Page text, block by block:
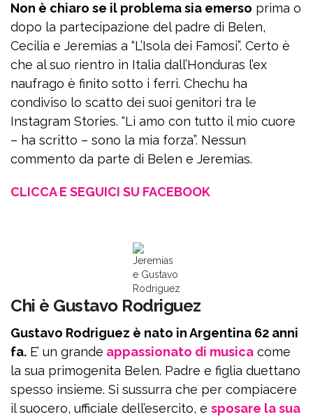
Non è chiaro se il problema sia emerso prima o
dopo la partecipazione del padre di Belen,
Cecilia e Jeremias a “L’Isola dei Famosi”. Certo è
che al suo rientro in Italia dall’Honduras l’ex
naufrago è finito sotto i ferri. Chechu ha
condiviso lo scatto dei suoi genitori tra le
Instagram Stories. “Li amo con tutto il mio cuore
– ha scritto – sono la mia forza”. Nessun
commento da parte di Belen e Jeremias.
CLICCA E SEGUICI SU FACEBOOK
Jeremias
e Gustavo
Rodriguez
Chi è Gustavo Rodriguez
Gustavo Rodriguez è nato in Argentina 62 anni
fa. E’ un grande appassionato di musica come
la sua primogenita Belen. Padre e figlia duettano
spesso insieme. Si sussurra che per compiacere
il suocero, ufficiale dell’esercito, e sposare la sua